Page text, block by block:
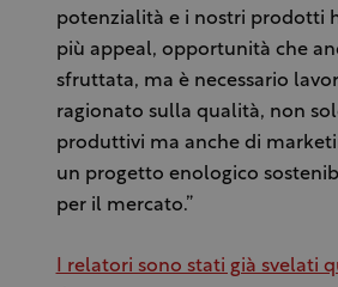
potenzialità e i nostri prodotti
più appeal, opportunità che
sfruttata, ma è necessario
ragionato sulla qualità, non
produttivi ma anche di
un progetto enologico
per il mercato.”
I relatori sono stati già svelati